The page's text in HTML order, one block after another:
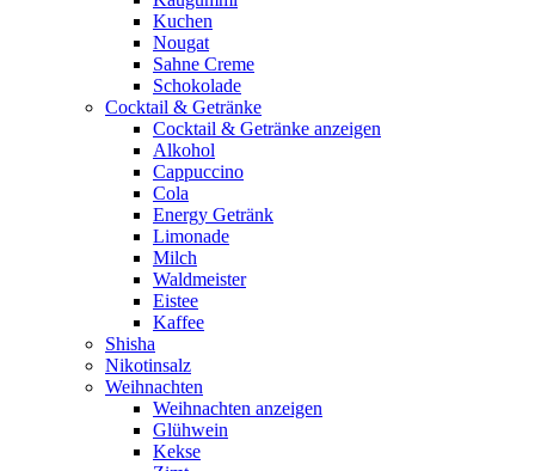
Kuchen
Nougat
Sahne Creme
Schokolade
Cocktail & Getränke
Cocktail & Getränke anzeigen
Alkohol
Cappuccino
Cola
Energy Getränk
Limonade
Milch
Waldmeister
Eistee
Kaffee
Shisha
Nikotinsalz
Weihnachten
Weihnachten anzeigen
Glühwein
Kekse